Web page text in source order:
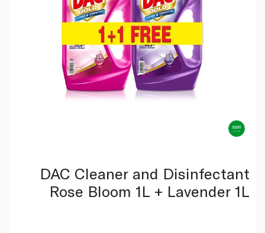
DAC Cleaner and Disinfectant
Rose Bloom 1L + Lavender 1L